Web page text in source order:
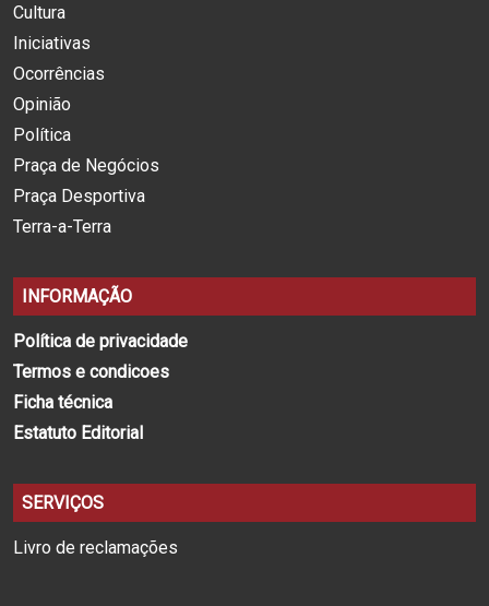
Cultura
Iniciativas
Ocorrências
Opinião
Política
Praça de Negócios
Praça Desportiva
Terra-a-Terra
INFORMAÇÃO
Política de privacidade
Termos e condicoes
Ficha técnica
Estatuto Editorial
SERVIÇOS
Livro de reclamações